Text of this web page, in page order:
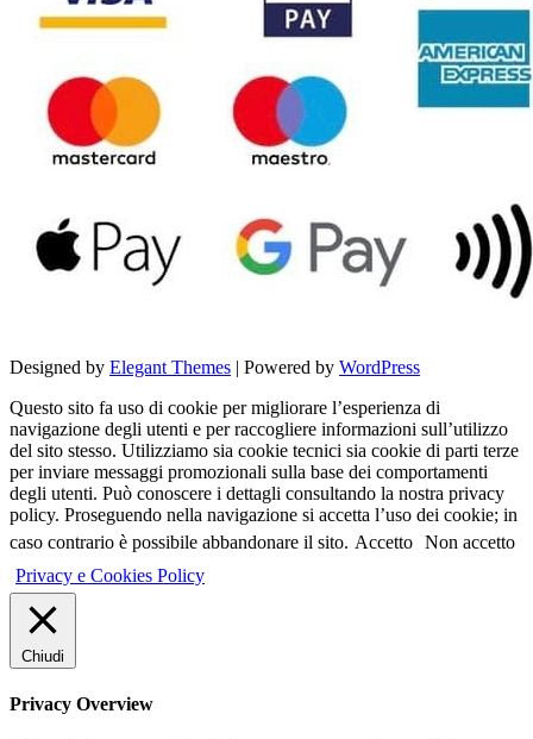
Designed by Elegant Themes | Powered by WordPress
Questo sito fa uso di cookie per migliorare l’esperienza di
navigazione degli utenti e per raccogliere informazioni sull’utilizzo
del sito stesso. Utilizziamo sia cookie tecnici sia cookie di parti terze
per inviare messaggi promozionali sulla base dei comportamenti
degli utenti. Può conoscere i dettagli consultando la nostra privacy
policy. Proseguendo nella navigazione si accetta l’uso dei cookie; in
caso contrario è possibile abbandonare il sito. Accetto Non accetto
Privacy e Cookies Policy
Chiudi
Privacy Overview